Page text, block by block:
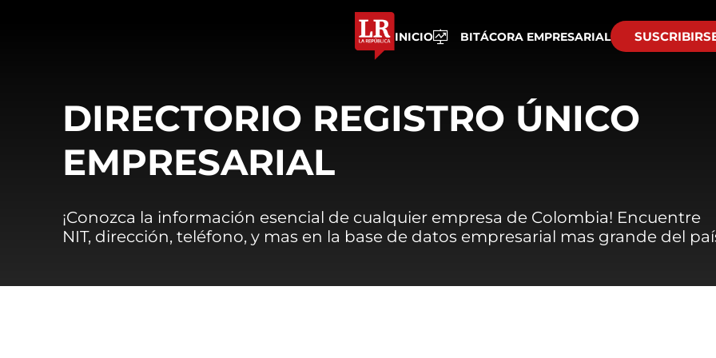
INICIO BITÁCORA EMPRESARIAL
DIRECTORIO REGISTRO ÚNICO
EMPRESARIAL
¡Conozca la información esencial de cualquier empresa de Colombia! Encuentre
NIT, dirección, teléfono, y mas en la base de datos empresarial mas grande del